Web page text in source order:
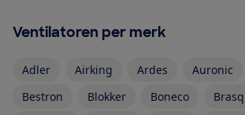
Ventilatoren per merk
Adler Airking Ardes Auronic
Bestron
Blokker Boneco Brasq